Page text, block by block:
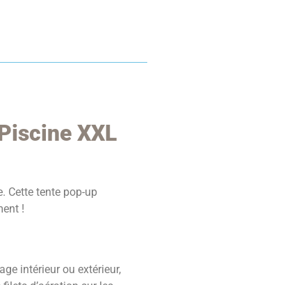
XXL
Cette tente pop-up
!
intérieur ou extérieur,